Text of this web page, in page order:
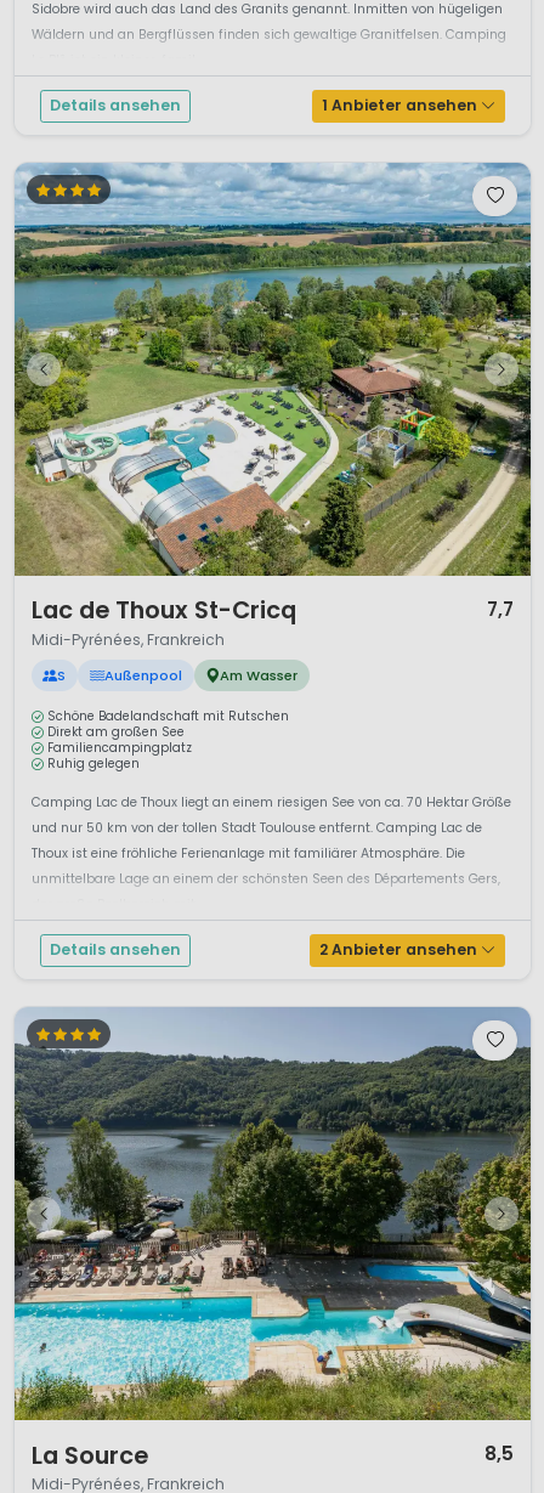
Sidobre wird auch das Land des Granits genannt. Inmitten von hügeligen
Wäldern und an Bergflüssen finden sich gewaltige Granitfelsen. Camping
Details ansehen 1 Anbieter ansehen
Lac de Thoux St-Cricq 7,7
Midi-Pyrénées, Frankreich
S Außenpool Am Wasser
Schöne Badelandschaft mit Rutschen
Direkt am großen See
Familiencampingplatz
Ruhig gelegen
Camping Lac de Thoux liegt an einem riesigen See von ca. 70 Hektar Größe
und nur 50 km von der tollen Stadt Toulouse entfernt. Camping Lac de
Thoux ist eine fröhliche Ferienanlage mit familiärer Atmosphäre. Die
unmittelbare Lage an einem der schönsten Seen des Départements Gers,
Details ansehen 2 Anbieter ansehen
La Source 8,5
Midi-Pyrénées, Frankreich